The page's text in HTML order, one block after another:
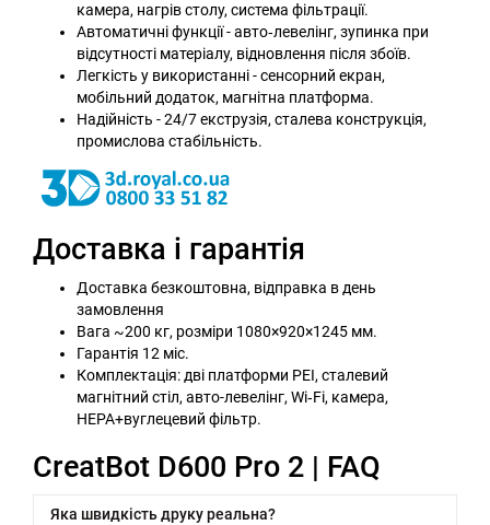
камера, нагрів столу, система фільтрації.
Автоматичні функції - авто‑левелінг, зупинка при
відсутності матеріалу, відновлення після збоїв.
Легкість у використанні - сенсорний екран,
мобільний додаток, магнітна платформа.
Надійність - 24/7 екструзія, сталева конструкція,
промислова стабільність.
Доставка і гарантія
Доставка безкоштовна, відправка в день
замовлення
Вага ~200 кг, розміри 1080×920×1245 мм.
Гарантія 12 міс.
Комплектація: дві платформи PEI, сталевий
магнітний стіл, авто-левелінг, Wi‑Fi, камера,
HEPA+вуглецевий фільтр.
CreatBot D600 Pro 2 | FAQ
Яка швидкість друку реальна?